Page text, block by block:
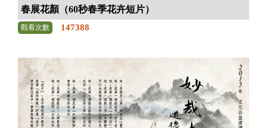
春展花顏（60秒春季花卉短片）
觀看次數 147388